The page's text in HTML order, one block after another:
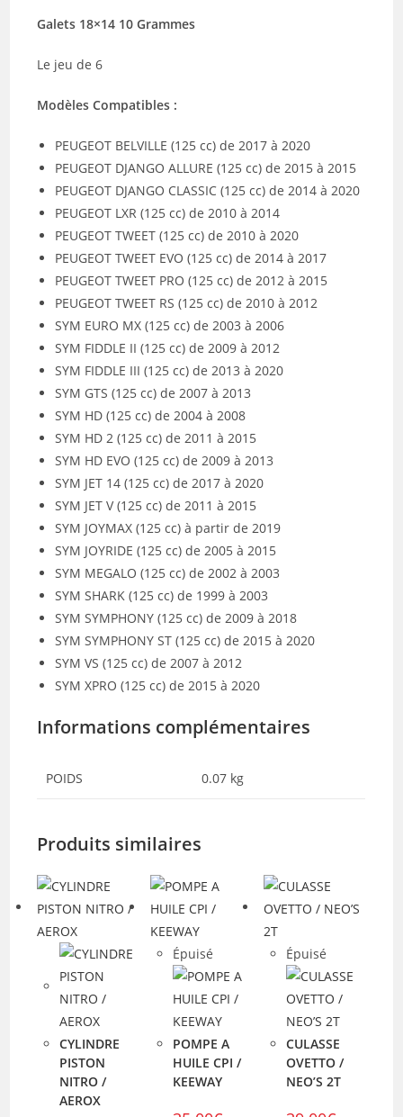
Galets 18×14 10 Grammes
Le jeu de 6
Modèles Compatibles :
PEUGEOT BELVILLE (125 cc) de 2017 à 2020
PEUGEOT DJANGO ALLURE (125 cc) de 2015 à 2015
PEUGEOT DJANGO CLASSIC (125 cc) de 2014 à 2020
PEUGEOT LXR (125 cc) de 2010 à 2014
PEUGEOT TWEET (125 cc) de 2010 à 2020
PEUGEOT TWEET EVO (125 cc) de 2014 à 2017
PEUGEOT TWEET PRO (125 cc) de 2012 à 2015
PEUGEOT TWEET RS (125 cc) de 2010 à 2012
SYM EURO MX (125 cc) de 2003 à 2006
SYM FIDDLE II (125 cc) de 2009 à 2012
SYM FIDDLE III (125 cc) de 2013 à 2020
SYM GTS (125 cc) de 2007 à 2013
SYM HD (125 cc) de 2004 à 2008
SYM HD 2 (125 cc) de 2011 à 2015
SYM HD EVO (125 cc) de 2009 à 2013
SYM JET 14 (125 cc) de 2017 à 2020
SYM JET V (125 cc) de 2011 à 2015
SYM JOYMAX (125 cc) à partir de 2019
SYM JOYRIDE (125 cc) de 2005 à 2015
SYM MEGALO (125 cc) de 2002 à 2003
SYM SHARK (125 cc) de 1999 à 2003
SYM SYMPHONY (125 cc) de 2009 à 2018
SYM SYMPHONY ST (125 cc) de 2015 à 2020
SYM VS (125 cc) de 2007 à 2012
SYM XPRO (125 cc) de 2015 à 2020
Informations complémentaires
POIDS 0.07 kg
Produits similaires
CYLINDRE
PISTON
NITRO /
AEROX
Épuisé
POMPE A
HUILE CPI /
KEEWAY
Épuisé
CULASSE
OVETTO /
NEO’S 2T